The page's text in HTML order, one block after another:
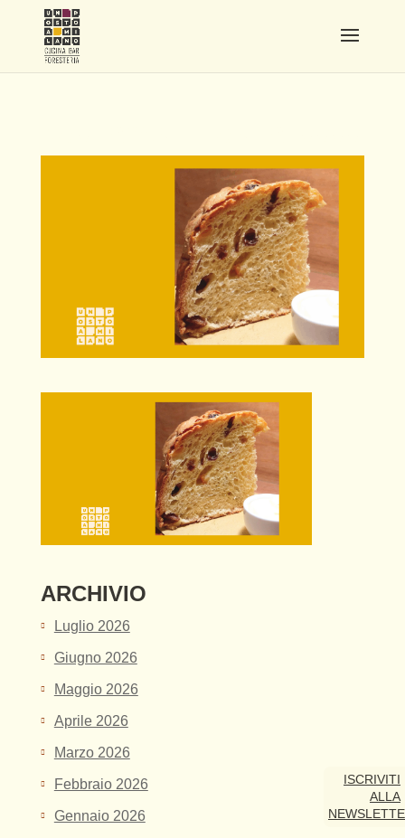
ARCHIVIO
Luglio 2026
Giugno 2026
Maggio 2026
Aprile 2026
Marzo 2026
Febbraio 2026
Gennaio 2026
ISCRIVITI
ALLA